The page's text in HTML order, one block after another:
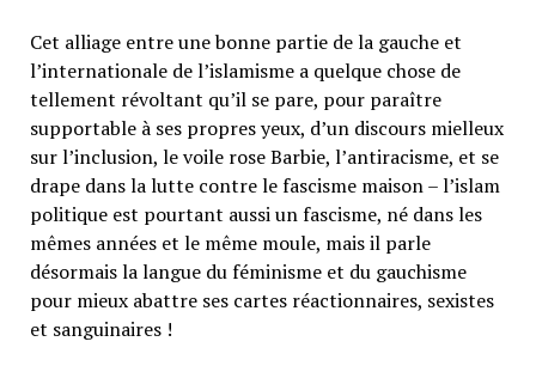
Cet alliage entre une bonne partie de la gauche et
l’internationale de l’islamisme a quelque chose de
tellement révoltant qu’il se pare, pour paraître
supportable à ses propres yeux, d’un discours mielleux
sur l’inclusion, le voile rose Barbie, l’antiracisme, et se
drape dans la lutte contre le fascisme maison – l’islam
politique est pourtant aussi un fascisme, né dans les
mêmes années et le même moule, mais il parle
désormais la langue du féminisme et du gauchisme
pour mieux abattre ses cartes réactionnaires, sexistes
et sanguinaires !